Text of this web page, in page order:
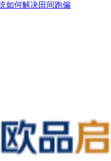
如何解决田间跑偏